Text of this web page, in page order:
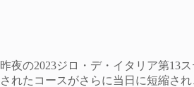
昨夜の2023ジロ・デ・イタリア第13
されたコースがさらに当日に短縮さ